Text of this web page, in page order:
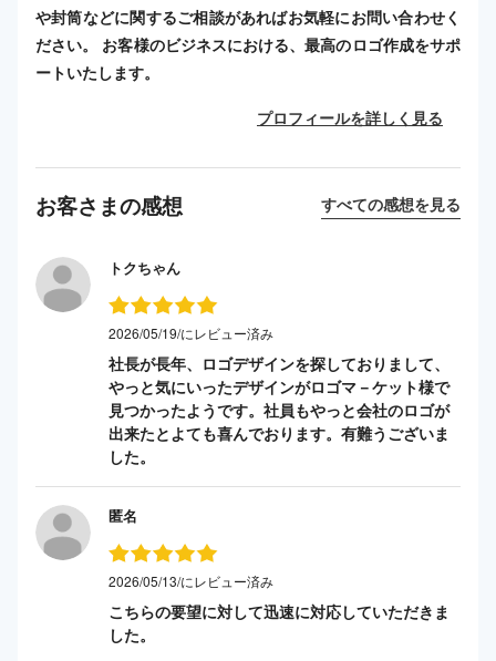
や封筒などに関するご相談があればお気軽にお問い合わせく
ださい。 お客様のビジネスにおける、最高のロゴ作成をサポ
ートいたします。
プロフィールを詳しく見る
お客さまの感想 すべての感想を見る
トクちゃん
2026/05/19/にレビュー済み
社長が長年、ロゴデザインを探しておりまして、
やっと気にいったデザインがロゴマ－ケット様で
見つかったようです。社員もやっと会社のロゴが
出来たとよても喜んでおります。有難うございま
した。
匿名
2026/05/13/にレビュー済み
こちらの要望に対して迅速に対応していただきま
した。